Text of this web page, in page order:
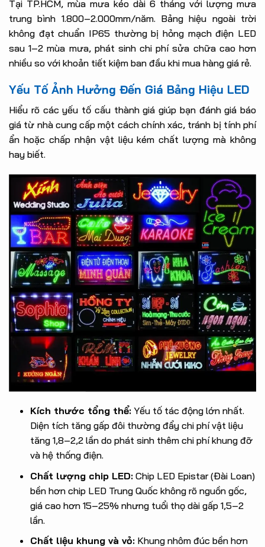
Tại TP.HCM, mùa mưa kéo dài 6 tháng với lượng mưa
trung bình 1.800–2.000mm/năm. Bảng hiệu ngoài trời
không đạt chuẩn IP65 thường bị hỏng mạch điện LED
sau 1–2 mùa mưa, phát sinh chi phí sửa chữa cao hơn
nhiều so với khoản tiết kiệm ban đầu khi mua hàng giá rẻ.
Yếu Tố Ảnh Hưởng Đến Giá Bảng Hiệu LED
Hiểu rõ các yếu tố cấu thành giá giúp bạn đánh giá báo
giá từ nhà cung cấp một cách chính xác, tránh bị tính phí
ẩn hoặc chấp nhận vật liệu kém chất lượng mà không
hay biết.
Kích thước tổng thể:Yếu tố tác động lớn nhất.
Diện tích tăng gấp đôi thường đẩy chi phí vật liệu
tăng 1,8–2,2 lần do phát sinh thêm chi phí khung đỡ
và hệ thống điện.
Chất lượng chip LED:Chip LED Epistar (Đài Loan)
bền hơn chip LED Trung Quốc không rõ nguồn gốc,
giá cao hơn 15–25% nhưng tuổi thọ dài gấp 1,5–2
lần.
Chất liệu khung và vỏ:Khung nhôm đúc bền hơn